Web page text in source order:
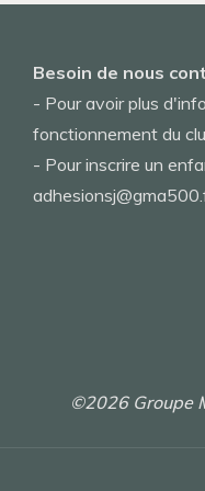
Besoin de nous
- Pour avoir plus
fonctionnement du
- Pour inscrire un
©2026 Groupe